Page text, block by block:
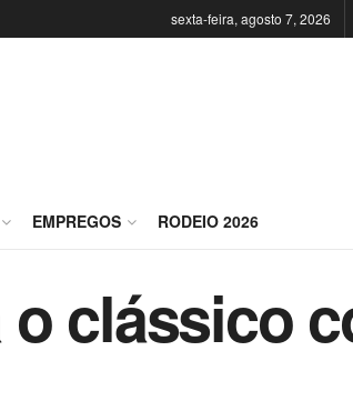
sexta-feira, agosto 7, 2026
EMPREGOS RODEIO 2026
clássico